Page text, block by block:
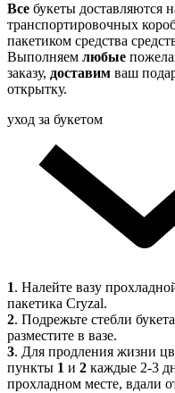
Все букеты доставляются
транспортировочных
пакетиком средства
Выполняем любые
заказу, доставим ваш
открытку.
уход за букетом
1. Налейте вазу
пакетика Cryzal.
2. Подрежьте стебли
разместите в вазе.
3. Для продления жизни
пункты 1 и 2 каждые 2-3
прохладном месте, вдали